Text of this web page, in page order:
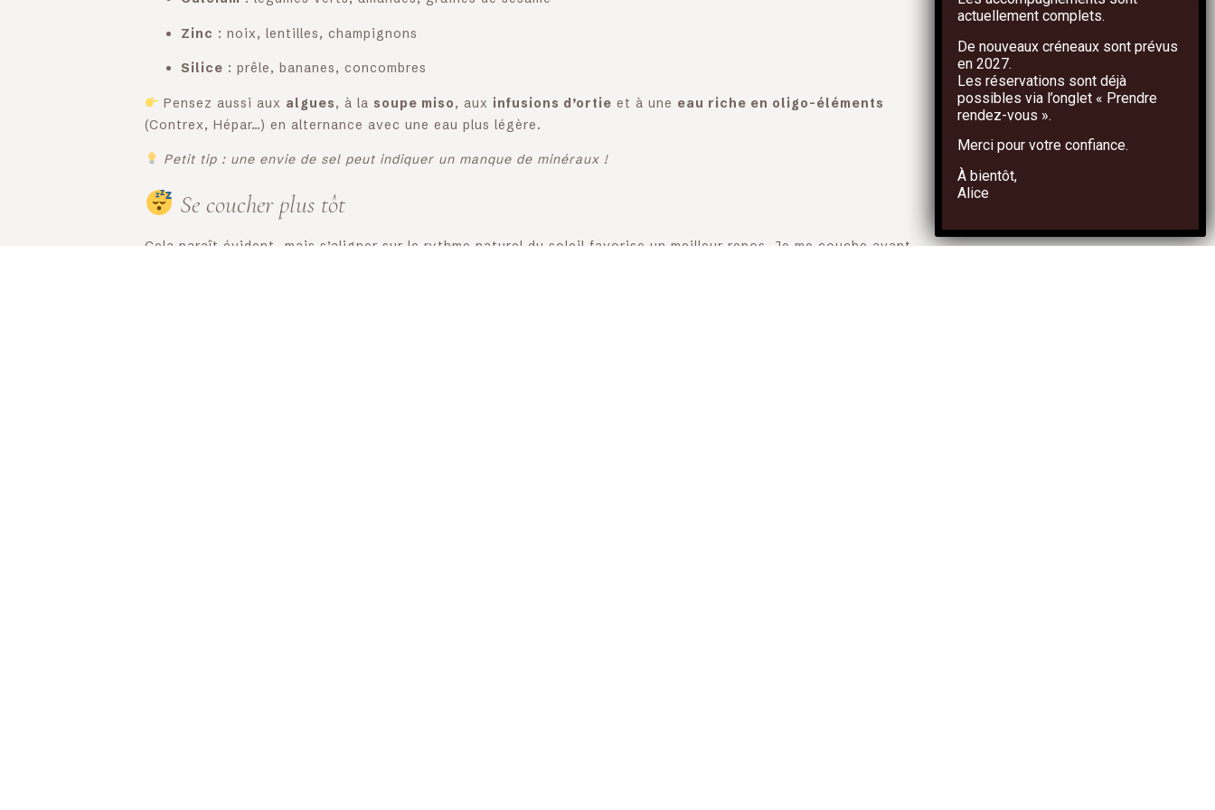
Zinc : noix, lentilles, champignons
Silice : prêle, bananes, concombres
Pensez aussi aux algues, à la soupe miso, aux infusions d’ortie et à une eau riche en oligo-éléments
(Contrex, Hépar…) en alternance avec une eau plus légère.
Petit tip : une envie de sel peut indiquer un manque de minéraux !
Se coucher plus tôt
Cela paraît évident, mais s’aligner sur le rythme naturel du soleil favorise un meilleur repos. Je me couche avant
actuellement complets.
De nouveaux créneaux sont prévus
en 2027.
Les réservations sont déjà
possibles via l’onglet « Prendre
rendez-vous ».
Merci pour votre confiance.
À bientôt,
Alice